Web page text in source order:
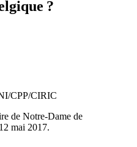
?
CPP/CIRIC
de Notre-Dame de
mai 2017.